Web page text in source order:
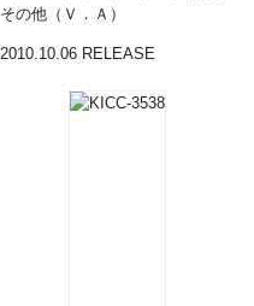
その他（Ｖ．Ａ）
2010.10.06 RELEASE